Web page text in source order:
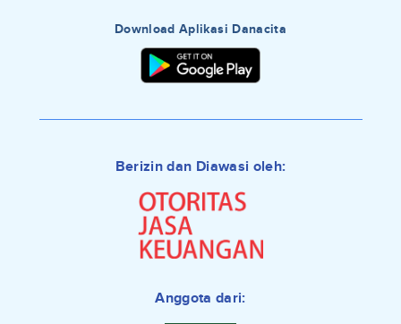
Download Aplikasi Danacita
Berizin dan Diawasi oleh:
Anggota dari: